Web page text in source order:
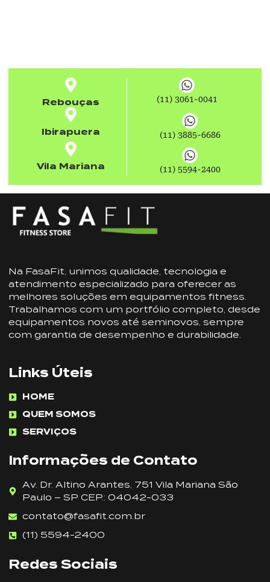
Rebouças (11) 3061-0041
Ibirapuera (11) 3885-6686
Vila Mariana (11) 5594-2400
Na FasaFit, unimos qualidade, tecnologia e
atendimento especializado para oferecer as
melhores soluções em equipamentos fitness.
Trabalhamos com um portfólio completo, desde
equipamentos novos até seminovos, sempre
com garantia de desempenho e durabilidade.
Links Úteis
HOME
QUEM SOMOS
SERVIÇOS
Informações de Contato
Av. Dr. Altino Arantes, 751 Vila Mariana São
Paulo – SP CEP.: 04042-033
contato@fasafit.com.br
(11) 5594-2400
Redes Sociais